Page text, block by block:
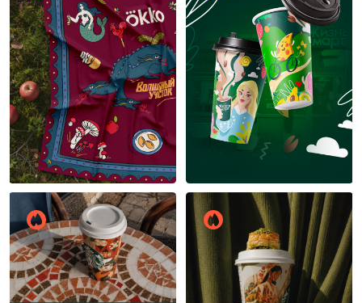
Надира Филатова 11 Юлия Пузанова 12